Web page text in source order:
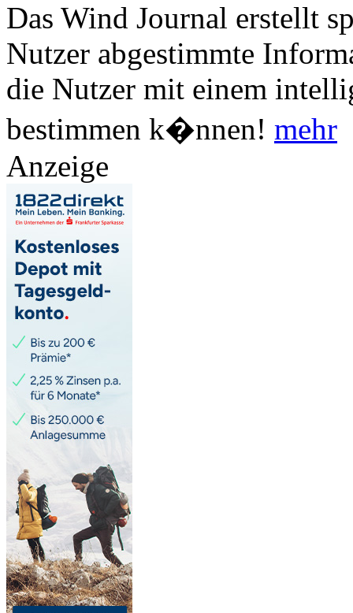
Das Wind Journal erstellt
Nutzer abgestimmte
die Nutzer mit einem
bestimmen k�nnen! mehr
Anzeige